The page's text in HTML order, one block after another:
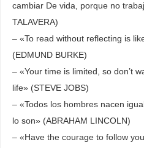
cambiar De vida, porque no
TALAVERA)
– «To read without reflecting is
(EDMUND BURKE)
– «Your time is limited, so don’t
life» (STEVE JOBS)
– «Todos los hombres nacen
lo son» (ABRAHAM LINCOLN)
– «Have the courage to follow